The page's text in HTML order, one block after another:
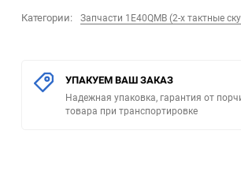
Категории: Запчасти 1E40QMB (2-х тактные
УПАКУЕМ ВАШ ЗАКАЗ
Надежная упаковка, гарантия от
товара при транспортировке